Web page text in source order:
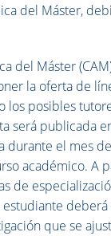
del Máster,
del Máster
la oferta de
los posibles
será publicada
durante el mes
académico. A
de
que se